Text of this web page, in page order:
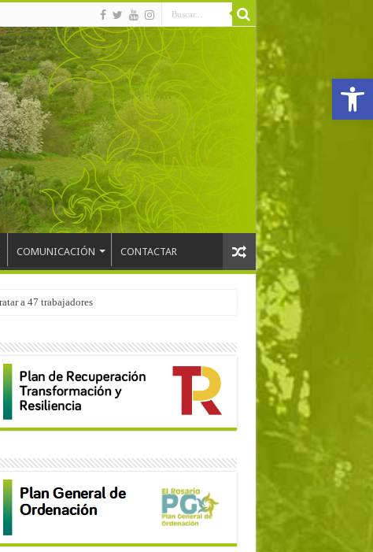
Abrir
COMUNICACIÓN CONTACTAR